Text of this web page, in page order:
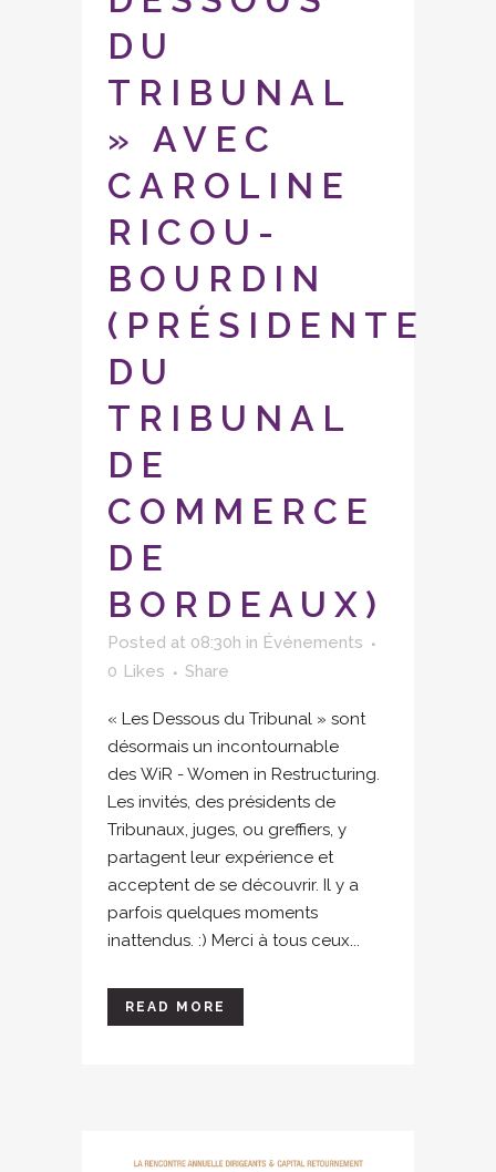
DU
TRIBUNAL
» AVEC
CAROLINE
RICOU-
BOURDIN
(PRÉSIDENTE
DU
TRIBUNAL
DE
COMMERCE
DE
BORDEAUX)
Posted at 08:30h in Événements
0 Likes Share
« Les Dessous du Tribunal » sont
désormais un incontournable
des WiR - Women in Restructuring.
Les invités, des présidents de
Tribunaux, juges, ou greffiers, y
partagent leur expérience et
acceptent de se découvrir. Il y a
parfois quelques moments
inattendus. :) Merci à tous ceux...
READ MORE